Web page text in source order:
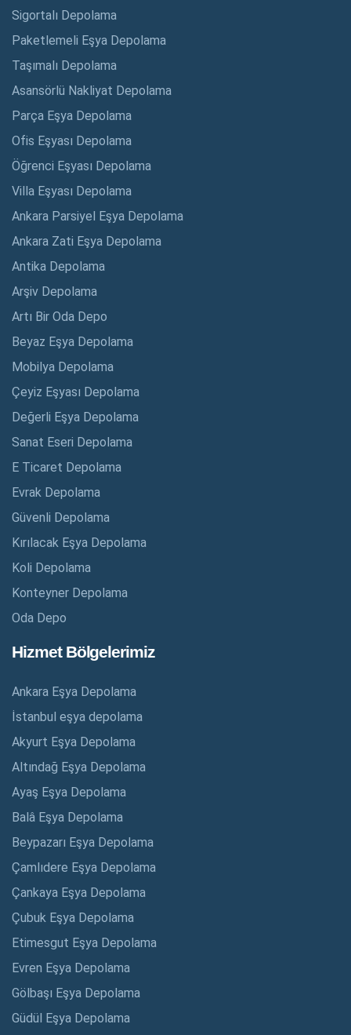
Sigortalı Depolama
Paketlemeli Eşya Depolama
Taşımalı Depolama
Asansörlü Nakliyat Depolama
Parça Eşya Depolama
Ofis Eşyası Depolama
Öğrenci Eşyası Depolama
Villa Eşyası Depolama
Ankara Parsiyel Eşya Depolama
Ankara Zati Eşya Depolama
Antika Depolama
Arşiv Depolama
Artı Bir Oda Depo
Beyaz Eşya Depolama
Mobilya Depolama
Çeyiz Eşyası Depolama
Değerli Eşya Depolama
Sanat Eseri Depolama
E Ticaret Depolama
Evrak Depolama
Güvenli Depolama
Kırılacak Eşya Depolama
Koli Depolama
Konteyner Depolama
Oda Depo
Hizmet Bölgelerimiz
Ankara Eşya Depolama
İstanbul eşya depolama
Akyurt Eşya Depolama
Altındağ Eşya Depolama
Ayaş Eşya Depolama
Balâ Eşya Depolama
Beypazarı Eşya Depolama
Çamlıdere Eşya Depolama
Çankaya Eşya Depolama
Çubuk Eşya Depolama
Etimesgut Eşya Depolama
Evren Eşya Depolama
Gölbaşı Eşya Depolama
Güdül Eşya Depolama